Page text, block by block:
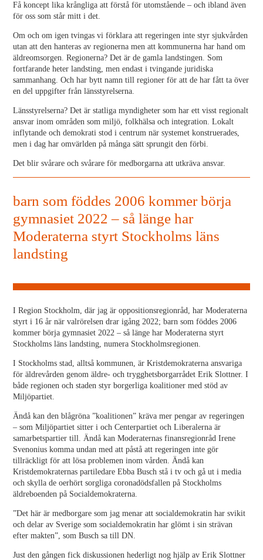
Få koncept lika krångliga att förstå för utomstående – och ibland även
för oss som står mitt i det.
Om och om igen tvingas vi förklara att regeringen inte styr sjukvården
utan att den hanteras av regionerna men att kommunerna har hand om
äldreomsorgen. Regionerna? Det är de gamla landstingen. Som
fortfarande heter landsting, men endast i tvingande juridiska
sammanhang. Och har bytt namn till regioner för att de har fått ta över
en del uppgifter från länsstyrelserna.
Länsstyrelserna? Det är statliga myndigheter som har ett visst regionalt
ansvar inom områden som miljö, folkhälsa och integration. Lokalt
inflytande och demokrati stod i centrum när systemet konstruerades,
men i dag har omvärlden på många sätt sprungit den förbi.
Det blir svårare och svårare för medborgarna att utkräva ansvar.
barn som föddes 2006 kommer börja
gymnasiet 2022 – så länge har
Moderaterna styrt Stockholms läns
landsting
I Region Stockholm, där jag är oppositionsregionråd, har Moderaterna
styrt i 16 år när valrörelsen drar igång 2022; barn som föddes 2006
kommer börja gymnasiet 2022 – så länge har Moderaterna styrt
Stockholms läns landsting, numera Stockholmsregionen.
I Stockholms stad, alltså kommunen, är Kristdemokraterna ansvariga
för äldrevården genom äldre- och trygghetsborgarrådet Erik Slottner. I
både regionen och staden styr borgerliga koalitioner med stöd av
Miljöpartiet.
Ändå kan den blågröna ”koalitionen” kräva mer pengar av regeringen
– som Miljöpartiet sitter i och Centerpartiet och Liberalerna är
samarbetspartier till. Ändå kan Moderaternas finansregionråd Irene
Svenonius komma undan med att påstå att regeringen inte gör
tillräckligt för att lösa problemen inom vården. Ändå kan
Kristdemokraternas partiledare Ebba Busch stå i tv och gå ut i media
och skylla de oerhört sorgliga coronadödsfallen på Stockholms
äldreboenden på Socialdemokraterna.
”Det här är medborgare som jag menar att socialdemokratin har svikit
och delar av Sverige som socialdemokratin har glömt i sin strävan
efter makten”, som Busch sa till DN.
Just den gången fick diskussionen hederligt nog hjälp av Erik Slottner